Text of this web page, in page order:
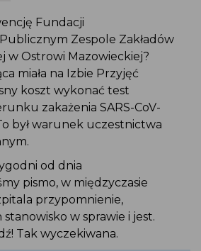
Fundacji
Zespole Zakładów
w Ostrowi Mazowieckiej?
miała na Izbie Przyjęć
koszt wykonać test
zakażenia SARS-CoV-
był warunek uczestnictwa
od dnia
pismo, w międzyczasie
przypomnienie,
w sprawie i jest.
Tak wyczekiwana.